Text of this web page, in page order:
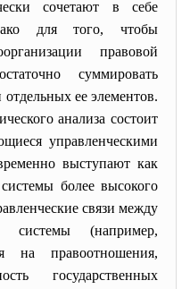
сочетают в себе
для того, чтобы
правовой
суммировать
ее элементов.
анализа состоит
управленческими
выступают как
более высокого
связи между
системы (например,
на правоотношения,
государственных